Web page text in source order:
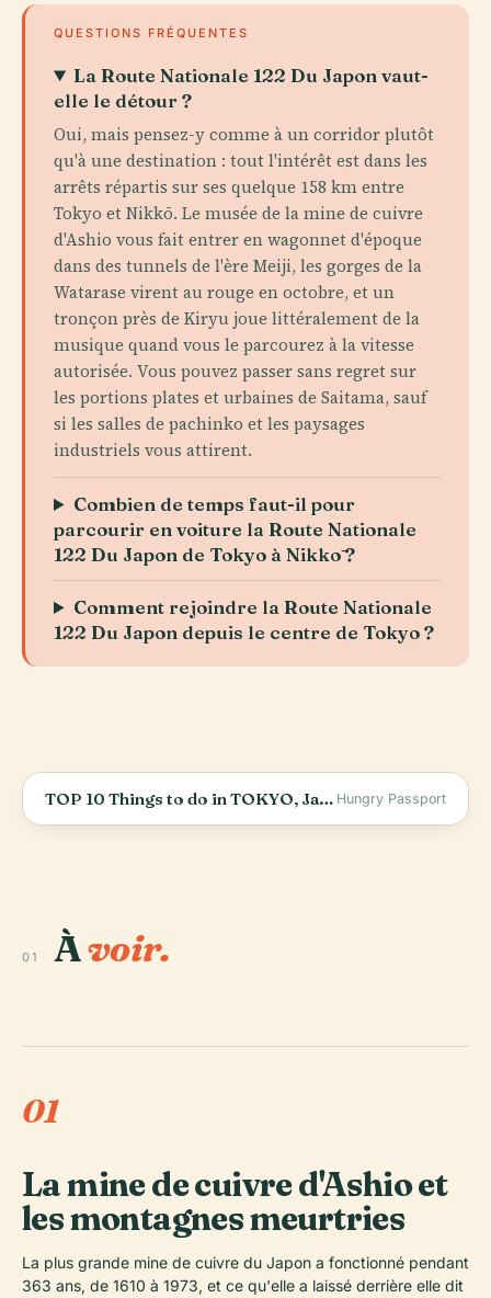
QUESTIONS FRÉQUENTES
La Route Nationale 122 Du Japon vaut-
elle le détour ?
Oui, mais pensez-y comme à un corridor plutôt
qu'à une destination : tout l'intérêt est dans les
arrêts répartis sur ses quelque 158 km entre
Tokyo et Nikkō. Le musée de la mine de cuivre
d'Ashio vous fait entrer en wagonnet d'époque
dans des tunnels de l'ère Meiji, les gorges de la
Watarase virent au rouge en octobre, et un
tronçon près de Kiryu joue littéralement de la
musique quand vous le parcourez à la vitesse
autorisée. Vous pouvez passer sans regret sur
les portions plates et urbaines de Saitama, sauf
si les salles de pachinko et les paysages
industriels vous attirent.
Combien de temps faut-il pour
parcourir en voiture la Route Nationale
122 Du Japon de Tokyo à Nikkō ?
Comment rejoindre la Route Nationale
122 Du Japon depuis le centre de Tokyo ?
TOP 10 Things to do in TOKYO, Japan Hungry Passport
01 Àvoir.
01
La mine de cuivre d'Ashio et
les montagnes meurtries
La plus grande mine de cuivre du Japon a fonctionné pendant
363 ans, de 1610 à 1973, et ce qu'elle a laissé derrière elle dit